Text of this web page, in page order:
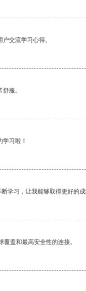
交流学习心得。
服。
习啦！
学习，让我能够取得更好的
盖和最高安全性的连接。